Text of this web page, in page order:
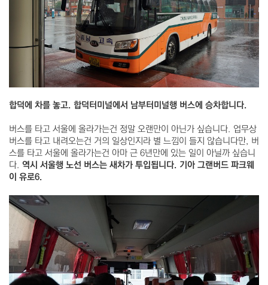
합덕에 차를 놓고. 합덕터미널에서 남부터미널행 버스에 승차합니다.
버스를 타고 서울에 올라가는건 정말 오랜만이 아닌가 싶습니다. 업무상
버스를 타고 내려오는건 거의 일상인지라 별 느낌이 들지 않습니다만, 버
스를 타고 서울에 올라가는건 아마 근 6년만에 있는 일이 아닐까 싶습니
다. 역시 서울행 노선 버스는 새차가 투입됩니다. 기아 그랜버드 파크웨
이 유로6.